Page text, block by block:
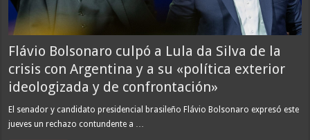
Leagues Cup con un formato inédito y más candidatos que nunca
Flávio Bolsonaro culpó a Lula da Silva de la
crisis con Argentina y a su «política exterior
ideologizada y de confrontación»
El senador y candidato presidencial brasileño Flávio Bolsonaro expresó este
jueves un rechazo contundente a …